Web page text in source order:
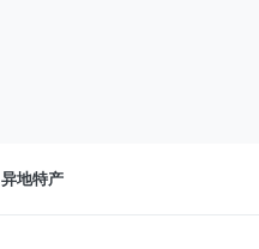
异地特产